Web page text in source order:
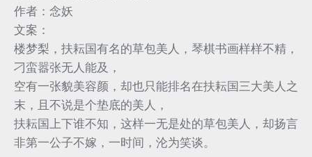
作者：念妖
文案：
楼梦梨，扶耘国有名的草包美人，琴棋书画样样不精，
刁蛮嚣张无人能及，
空有一张貌美容颜，却也只能排名在扶耘国三大美人之
末，且不说是个垫底的美人，
扶耘国上下谁不知，这样一无是处的草包美人，却扬言
非第一公子不嫁，一时间，沦为笑谈。